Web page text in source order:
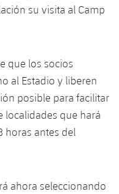
su visita al Camp
que los socios
al Estadio y liberen
posible para facilitar
localidades que hará
horas antes del
ahora seleccionando